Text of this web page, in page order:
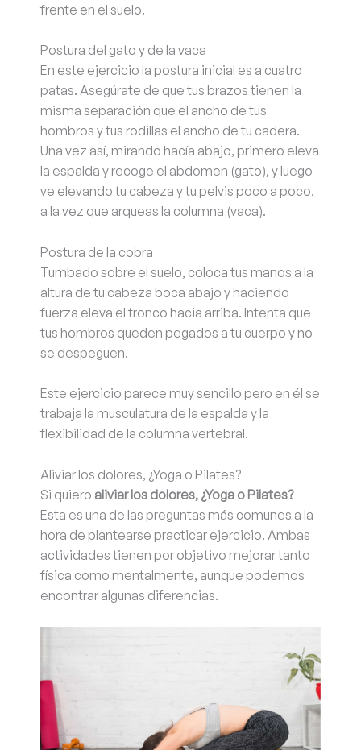
frente en el suelo.
Postura del gato y de la vaca
En este ejercicio la postura inicial es a cuatro
patas. Asegúrate de que tus brazos tienen la
misma separación que el ancho de tus
hombros y tus rodillas el ancho de tu cadera.
Una vez así, mirando hacía abajo, primero eleva
la espalda y recoge el abdomen (gato), y luego
ve elevando tu cabeza y tu pelvis poco a poco,
a la vez que arqueas la columna (vaca).
Postura de la cobra
Tumbado sobre el suelo, coloca tus manos a la
altura de tu cabeza boca abajo y haciendo
fuerza eleva el tronco hacia arriba. Intenta que
tus hombros queden pegados a tu cuerpo y no
se despeguen.
Este ejercicio parece muy sencillo pero en él se
trabaja la musculatura de la espalda y la
flexibilidad de la columna vertebral.
Aliviar los dolores, ¿Yoga o Pilates?
Si quiero aliviar los dolores, ¿Yoga o Pilates?
Esta es una de las preguntas más comunes a la
hora de plantearse practicar ejercicio. Ambas
actividades tienen por objetivo mejorar tanto
física como mentalmente, aunque podemos
encontrar algunas diferencias.